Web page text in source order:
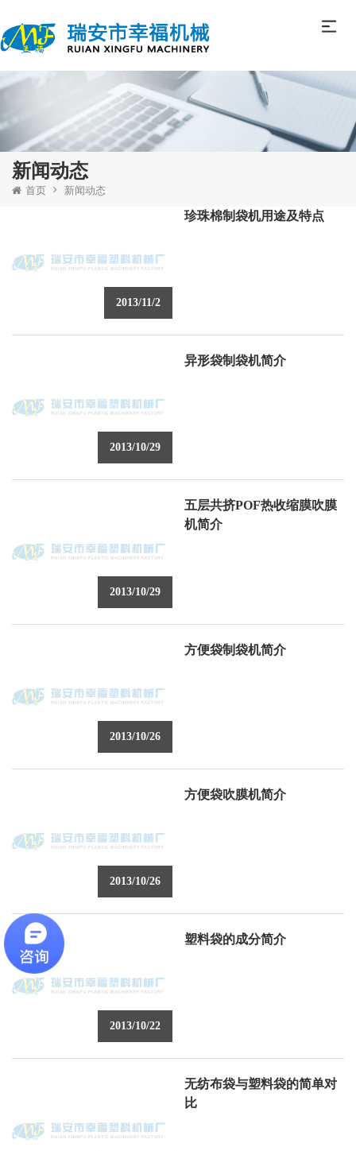
新闻动态
首页 新闻动态
2013/11/2
珍珠棉制袋机用途及特点
2013/10/29
异形袋制袋机简介
2013/10/29
五层共挤POF热收缩膜吹膜
机简介
2013/10/26
方便袋制袋机简介
2013/10/26
方便袋吹膜机简介
2013/10/22
塑料袋的成分简介
无纺布袋与塑料袋的简单对
比